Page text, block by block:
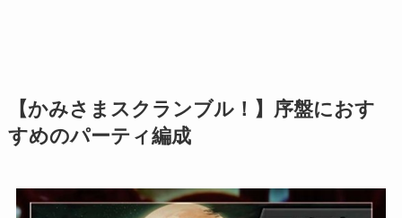
【かみさまスクランブル！】序盤におす
すめのパーティ編成